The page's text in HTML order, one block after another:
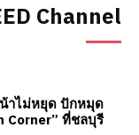
Channel
าไม่หยุด ปักหมุด
Corner” ที่ชลบุรี